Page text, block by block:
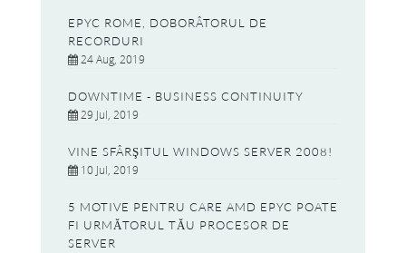
EPYC ROME, DOBORÂTORUL DE
RECORDURI
24 Aug, 2019
DOWNTIME - BUSINESS CONTINUITY
29 Jul, 2019
VINE SFÂRŞITUL WINDOWS SERVER 2008!
10 Jul, 2019
5 MOTIVE PENTRU CARE AMD EPYC POATE
FI URMĂTORUL TĂU PROCESOR DE
SERVER